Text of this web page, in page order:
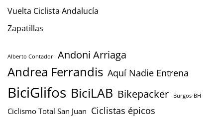
Vuelta Ciclista Andalucía
Zapatillas
Alberto Contador Andoni Arriaga
Andrea Ferrandis Aquí Nadie Entrena
BiciGlifos BiciLAB Bikepacker Burgos-BH
Ciclismo Total San Juan Ciclistas épicos